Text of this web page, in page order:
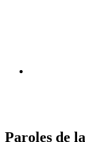
Paroles de